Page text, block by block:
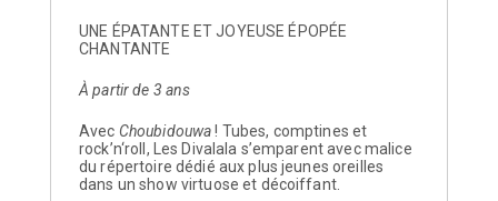
UNE ÉPATANTE ET JOYEUSE ÉPOPÉE
CHANTANTE
À partir de 3 ans
Avec Choubidouwa! Tubes, comptines et
rock’n‘roll, Les Divalala s’emparent avec malice
du répertoire dédié aux plus jeunes oreilles
dans un show virtuose et décoiffant.